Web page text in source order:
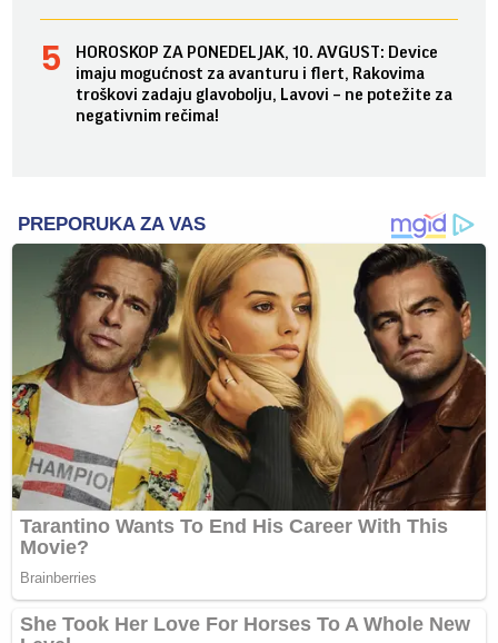
HOROSKOP ZA PONEDELJAK, 10. AVGUST: Device
imaju mogućnost za avanturu i flert, Rakovima
troškovi zadaju glavobolju, Lavovi – ne potežite za
negativnim rečima!